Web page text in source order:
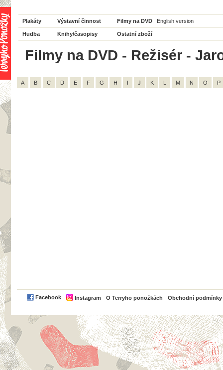
Plakáty Výstavní činnost Filmy na DVD English version
Hudba Knihy/časopisy Ostatní zboží
Filmy na DVD - Režisér -
A B C D E F G H I J K L M N O P
Facebook Instagram O Terryho ponožkách Obchodní podmínky
PayPal